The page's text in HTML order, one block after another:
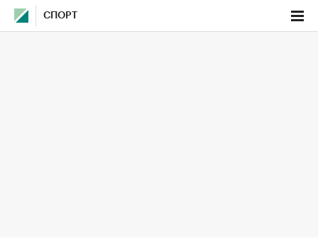
СПОРТ